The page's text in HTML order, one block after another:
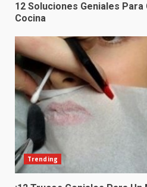
12 Soluciones Geniales Para
Cocina
Trending